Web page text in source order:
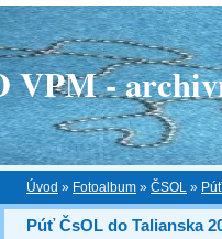
VPM -
Úvod » Fotoalbum » ČSOL »
Púť ČsOL do Talianska